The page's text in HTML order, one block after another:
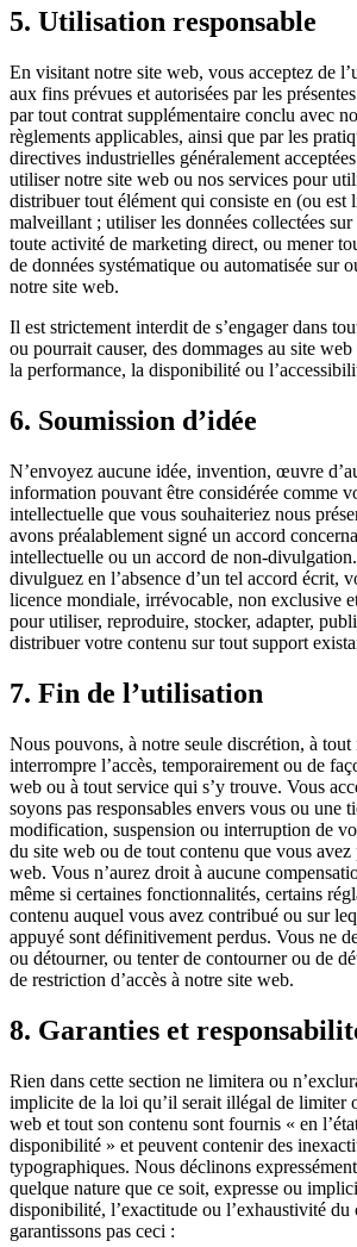
5. Utilisation responsable
En visitant notre site web, vous acceptez de
aux fins prévues et autorisées par les
par tout contrat supplémentaire conclu avec
règlements applicables, ainsi que par les
directives industrielles généralement
utiliser notre site web ou nos services pour
distribuer tout élément qui consiste en (ou est
malveillant ; utiliser les données collectées
toute activité de marketing direct, ou mener
de données systématique ou automatisée sur
notre site web.
Il est strictement interdit de s’engager dans
ou pourrait causer, des dommages au site
la performance, la disponibilité ou
6. Soumission d’idée
N’envoyez aucune idée, invention, œuvre
information pouvant être considérée comme
intellectuelle que vous souhaiteriez nous
avons préalablement signé un accord
intellectuelle ou un accord de non-
divulguez en l’absence d’un tel accord écrit,
licence mondiale, irrévocable, non exclusive
pour utiliser, reproduire, stocker, adapter,
distribuer votre contenu sur tout support
7. Fin de l’utilisation
Nous pouvons, à notre seule discrétion, à
interrompre l’accès, temporairement ou de
web ou à tout service qui s’y trouve. Vous
soyons pas responsables envers vous ou une
modification, suspension ou interruption de
du site web ou de tout contenu que vous avez
web. Vous n’aurez droit à aucune
même si certaines fonctionnalités, certains
contenu auquel vous avez contribué ou sur
appuyé sont définitivement perdus. Vous ne
ou détourner, ou tenter de contourner ou de
de restriction d’accès à notre site web.
8. Garanties et
Rien dans cette section ne limitera ou
implicite de la loi qu’il serait illégal de limiter
web et tout son contenu sont fournis « en
disponibilité » et peuvent contenir des
typographiques. Nous déclinons
quelque nature que ce soit, expresse ou
disponibilité, l’exactitude ou l’exhaustivité du
garantissons pas ceci :